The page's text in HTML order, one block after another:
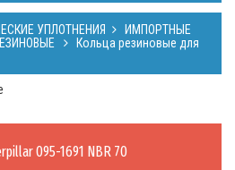
УПЛОТНЕНИЯ
ИМПОРТНЫЕ
Кольца резиновые для
095-1691 NBR 70